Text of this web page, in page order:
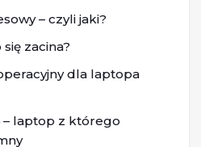
– czyli jaki?
zacina?
dla laptopa
– laptop z którego